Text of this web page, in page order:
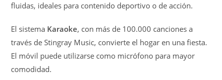
fluidas, ideales para contenido deportivo o de acción.
El sistema Karaoke, con más de 100.000 canciones a
través de Stingray Music, convierte el hogar en una fiesta.
El móvil puede utilizarse como micrófono para mayor
comodidad.